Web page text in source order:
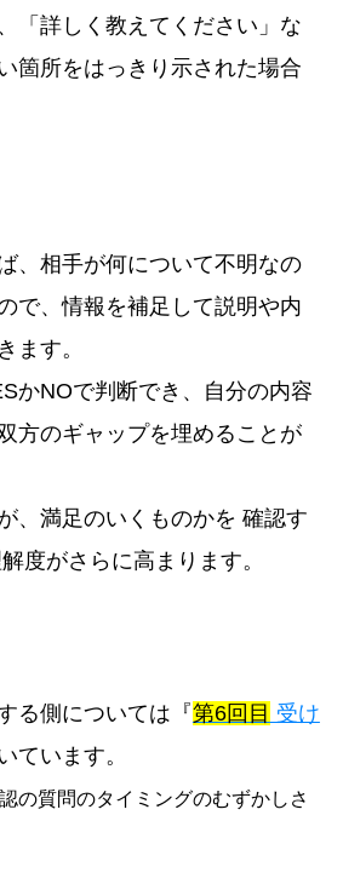
「詳しく教えてください」な
箇所をはっきり示された場合
、相手が何について不明なの
で、情報を補足して説明や内
ます。
かNOで判断でき、自分の内容
方のギャップを埋めることが
、満足のいくものかを 確認す
度がさらに高まります。
る側については『第6回目 受け
ています。
の質問のタイミングのむずかしさ